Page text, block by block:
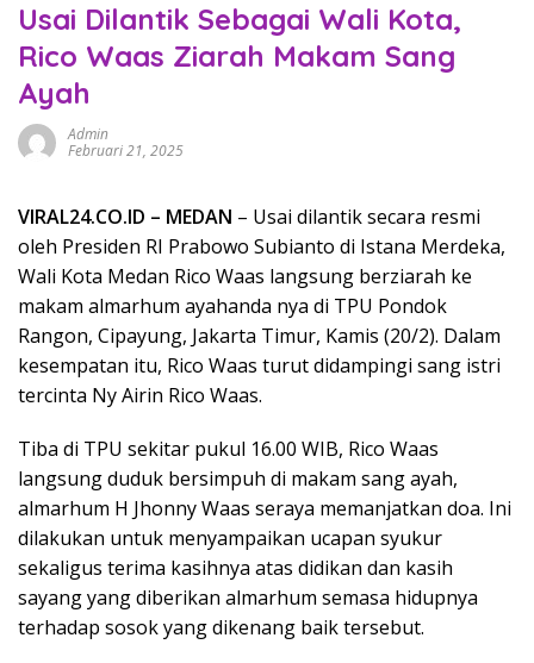
Usai Dilantik Sebagai Wali Kota,
Rico Waas Ziarah Makam Sang
Ayah
Admin
Februari 21, 2025
VIRAL24.CO.ID – MEDAN – Usai dilantik secara resmi
oleh Presiden RI Prabowo Subianto di Istana Merdeka,
Wali Kota Medan Rico Waas langsung berziarah ke
makam almarhum ayahanda nya di TPU Pondok
Rangon, Cipayung, Jakarta Timur, Kamis (20/2). Dalam
kesempatan itu, Rico Waas turut didampingi sang istri
tercinta Ny Airin Rico Waas.
Tiba di TPU sekitar pukul 16.00 WIB, Rico Waas
langsung duduk bersimpuh di makam sang ayah,
almarhum H Jhonny Waas seraya memanjatkan doa. Ini
dilakukan untuk menyampaikan ucapan syukur
sekaligus terima kasihnya atas didikan dan kasih
sayang yang diberikan almarhum semasa hidupnya
terhadap sosok yang dikenang baik tersebut.